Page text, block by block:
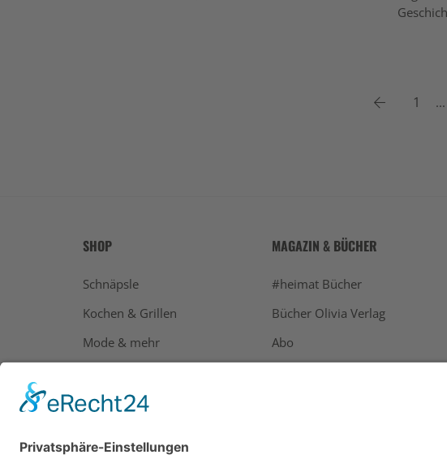
Previous
1 ...
SHOP
Schnäpsle
Kochen & Grillen
Mode & mehr
MAGAZIN & BÜCHER
#heimat Bücher
Bücher Olivia Verlag
Abo